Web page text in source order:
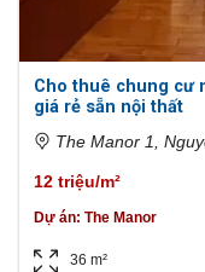
Cho thuê chung cư
giá rẻ sẵn nội thất
The Manor 1,
12 triệu/m²
Dự án: The Manor
36 m²